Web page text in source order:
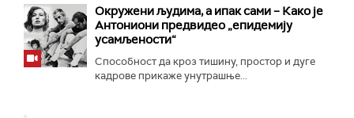
Окружени људима, а ипак сами – Како је
Антониони предвидео „епидемију
усамљености“
Способност да кроз тишину, простор и дуге
кадрове прикаже унутрашње...